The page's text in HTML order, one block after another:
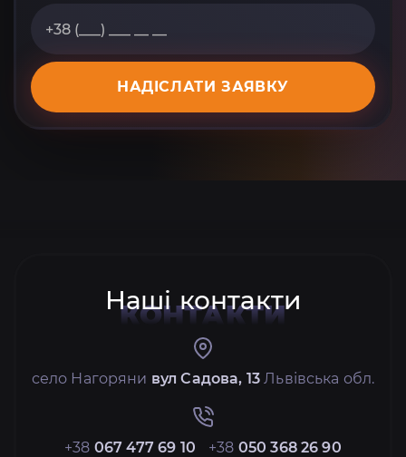
НАДІСЛАТИ ЗАЯВКУ
Наші контакти
КОНТАКТИ
село Нагоряни вул Садова, 13 Львівська обл.
+38 067 477 69 10 +38 050 368 26 90